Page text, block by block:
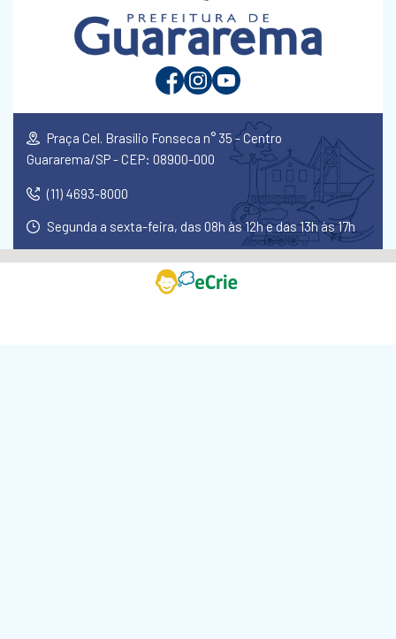
Praça Cel. Brasílio Fonseca n° 35 - Centro
Guararema/SP - CEP: 08900-000
(11) 4693-8000
Segunda a sexta-feira, das 08h às 12h e das 13h às 17h